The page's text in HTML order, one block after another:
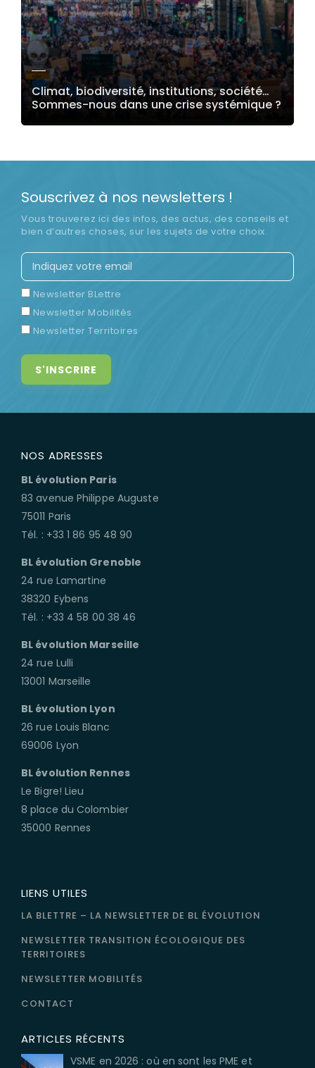
Climat, biodiversité, institutions, société…
Sommes-nous dans une crise systémique ?
Souscrivez à nos newsletters !
Vous trouverez ici des infos, des actus, des conseils et
bien d’autres choses, sur les sujets de votre choix.
Newsletter BLettre
Newsletter Mobilités
Newsletter Territoires
NOS ADRESSES
BL évolution Paris
83 avenue Philippe Auguste
75011 Paris
Tél. : +33 1 86 95 48 90
BL évolution Grenoble
24 rue Lamartine
38320 Eybens
Tél. : +33 4 58 00 38 46
BL évolution Marseille
24 rue Lulli
13001 Marseille
BL évolution Lyon
26 rue Louis Blanc
69006 Lyon
BL évolution Rennes
Le Bigre! Lieu
8 place du Colombier
35000 Rennes
LIENS UTILES
LA BLETTRE – LA NEWSLETTER DE BL ÉVOLUTION
NEWSLETTER TRANSITION ÉCOLOGIQUE DES
TERRITOIRES
NEWSLETTER MOBILITÉS
CONTACT
ARTICLES RÉCENTS
VSME en 2026 : où en sont les PME et